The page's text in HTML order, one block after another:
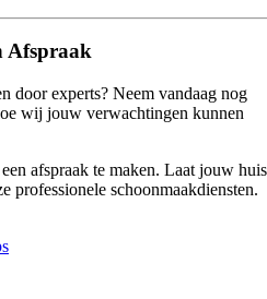
Afspraak
door experts? Neem vandaag nog
wij jouw verwachtingen kunnen
afspraak te maken. Laat jouw huis
professionele schoonmaakdiensten.